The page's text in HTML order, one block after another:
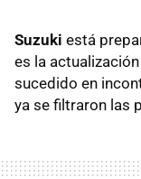
Suzuki está
es la
sucedido en
ya se filtraron las